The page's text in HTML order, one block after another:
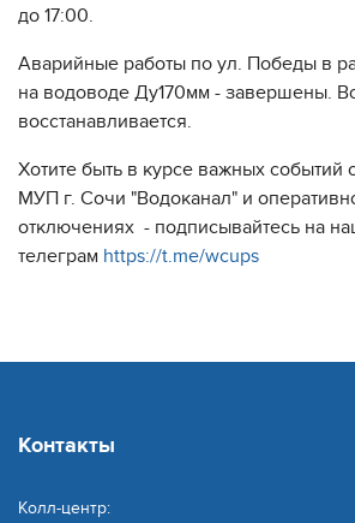
до 17:00.
Аварийные работы по ул. Победы в
на водоводе Ду170мм - завершены.
восстанавливается.
Хотите быть в курсе важных событий
МУП г. Сочи "Водоканал" и
отключениях - подписывайтесь на
телеграм https://t.me/wcups
Контакты
Колл-центр: